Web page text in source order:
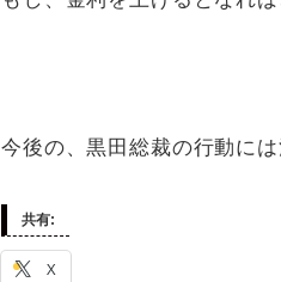
今後の、黒田総裁の行動に
共有:
X